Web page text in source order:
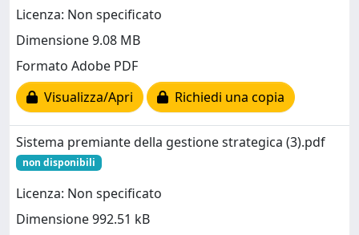
Licenza: Non specificato
Dimensione 9.08 MB
Formato Adobe PDF
Visualizza/Apri
Richiedi una copia
Sistema premiante della gestione strategica (3).pdf
non disponibili
Licenza: Non specificato
Dimensione 992.51 kB